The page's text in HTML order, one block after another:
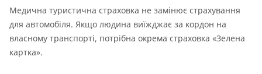
Медична туристична страховка не замінює страхування
для автомобіля. Якщо людина виїжджає за кордон на
власному транспорті, потрібна окрема страховка «Зелена
картка».